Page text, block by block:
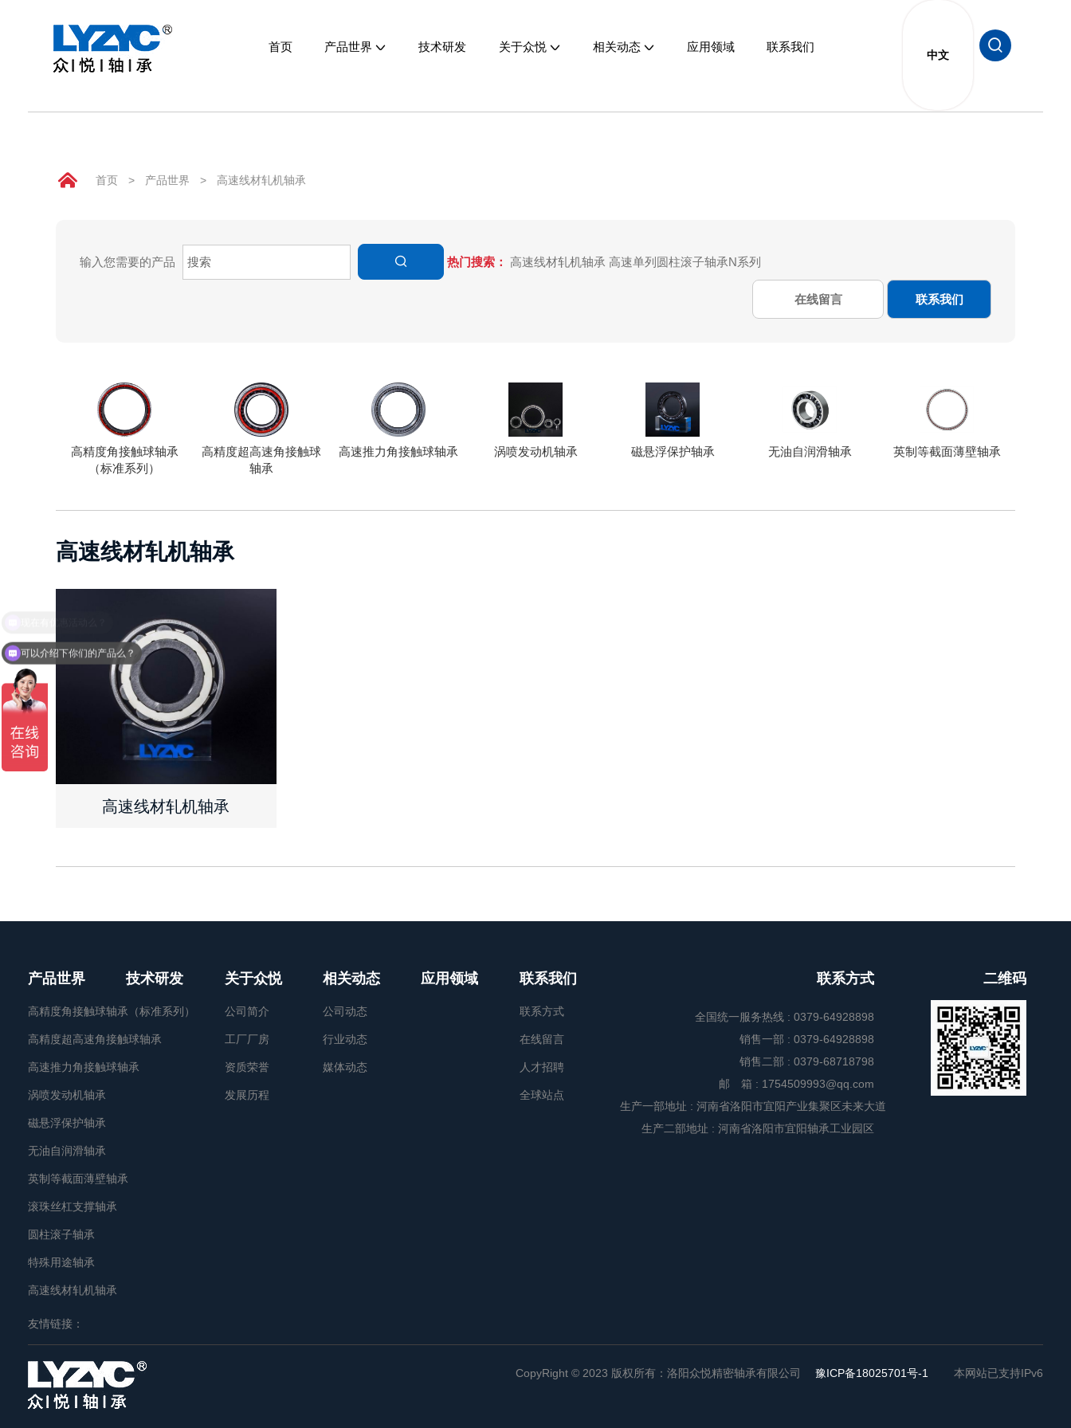
首页 产品世界 技术研发 关于众悦 相关动态 应用领域 联系我们
首页 > 产品世界 > 高速线材轧机轴承
输入您需要的产品 热门搜索： 高速线材轧机轴承 高速单列圆柱滚子轴承N系列
在线留言 联系我们
高精度角接触球轴承
（标准系列）
高精度超高速角接触球
轴承
高速推力角接触球轴承 涡喷发动机轴承 磁悬浮保护轴承 无油自润滑轴承 英制等截面薄壁轴承
高速线材轧机轴承
高速线材轧机轴承
产品世界
高精度角接触球轴承（标准系列）
高精度超高速角接触球轴承
高速推力角接触球轴承
涡喷发动机轴承
磁悬浮保护轴承
无油自润滑轴承
英制等截面薄壁轴承
滚珠丝杠支撑轴承
圆柱滚子轴承
特殊用途轴承
高速线材轧机轴承
技术研发 关于众悦
公司简介
工厂厂房
资质荣誉
发展历程
相关动态
公司动态
行业动态
媒体动态
应用领域 联系我们
联系方式
在线留言
人才招聘
全球站点
联系方式
全国统一服务热线 : 0379-64928898
销售一部 : 0379-64928898
销售二部 : 0379-68718798
邮 箱 : 1754509993@qq.com
生产一部地址 :河南省洛阳市宜阳产业集聚区未来大道
生产二部地址 : 河南省洛阳市宜阳轴承工业园区
二维码
友情链接：
CopyRight © 2023 版权所有：洛阳众悦精密轴承有限公司 豫ICP备18025701号-1 本网站已支持IPv6
可以介绍下你们的产品么？